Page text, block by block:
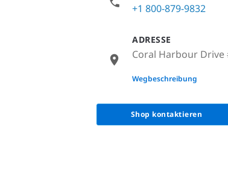
+1 800-879-9832
ADRESSE
Coral Harbour Drive
None
Wegbeschreibung
Shop kontaktieren